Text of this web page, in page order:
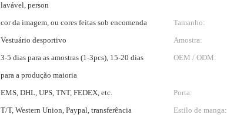
lavável, person
cor da imagem, ou cores feitas sob encomenda Tamanho:
Vestuário desportivo Amostra:
3-5 dias para as amostras (1-3pcs), 15-20 dias
para a produção maioria
OEM / ODM:
EMS, DHL, UPS, TNT, FEDEX, etc. Porta:
T/T, Western Union, Paypal, transferência
Estilo de manga: